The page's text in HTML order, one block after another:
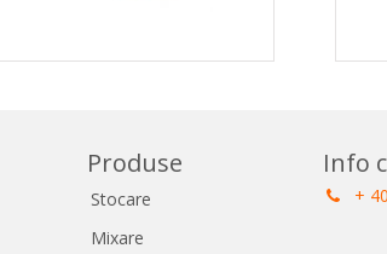
Produse
Stocare
Mixare
Info
+